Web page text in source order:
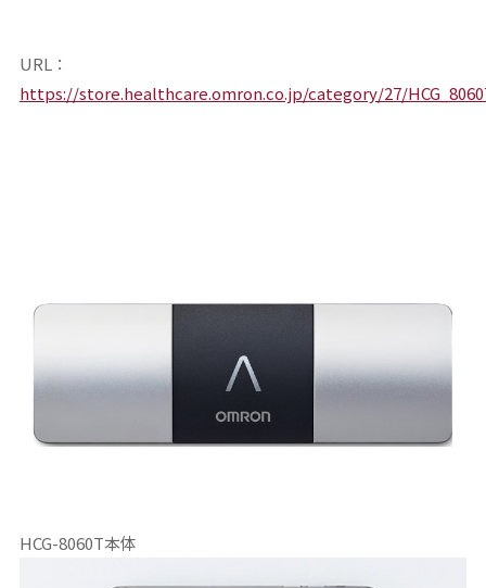
URL：
https://store.healthcare.omron.co.jp/category/27/
HCG-8060T本体